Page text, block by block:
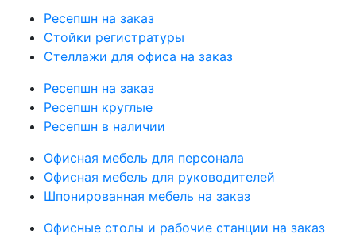
Ресепшн на заказ
Стойки регистратуры
Стеллажи для офиса на заказ
Ресепшн на заказ
Ресепшн круглые
Ресепшн в наличии
Офисная мебель для персонала
Офисная мебель для руководителей
Шпонированная мебель на заказ
Офисные столы и рабочие станции на заказ